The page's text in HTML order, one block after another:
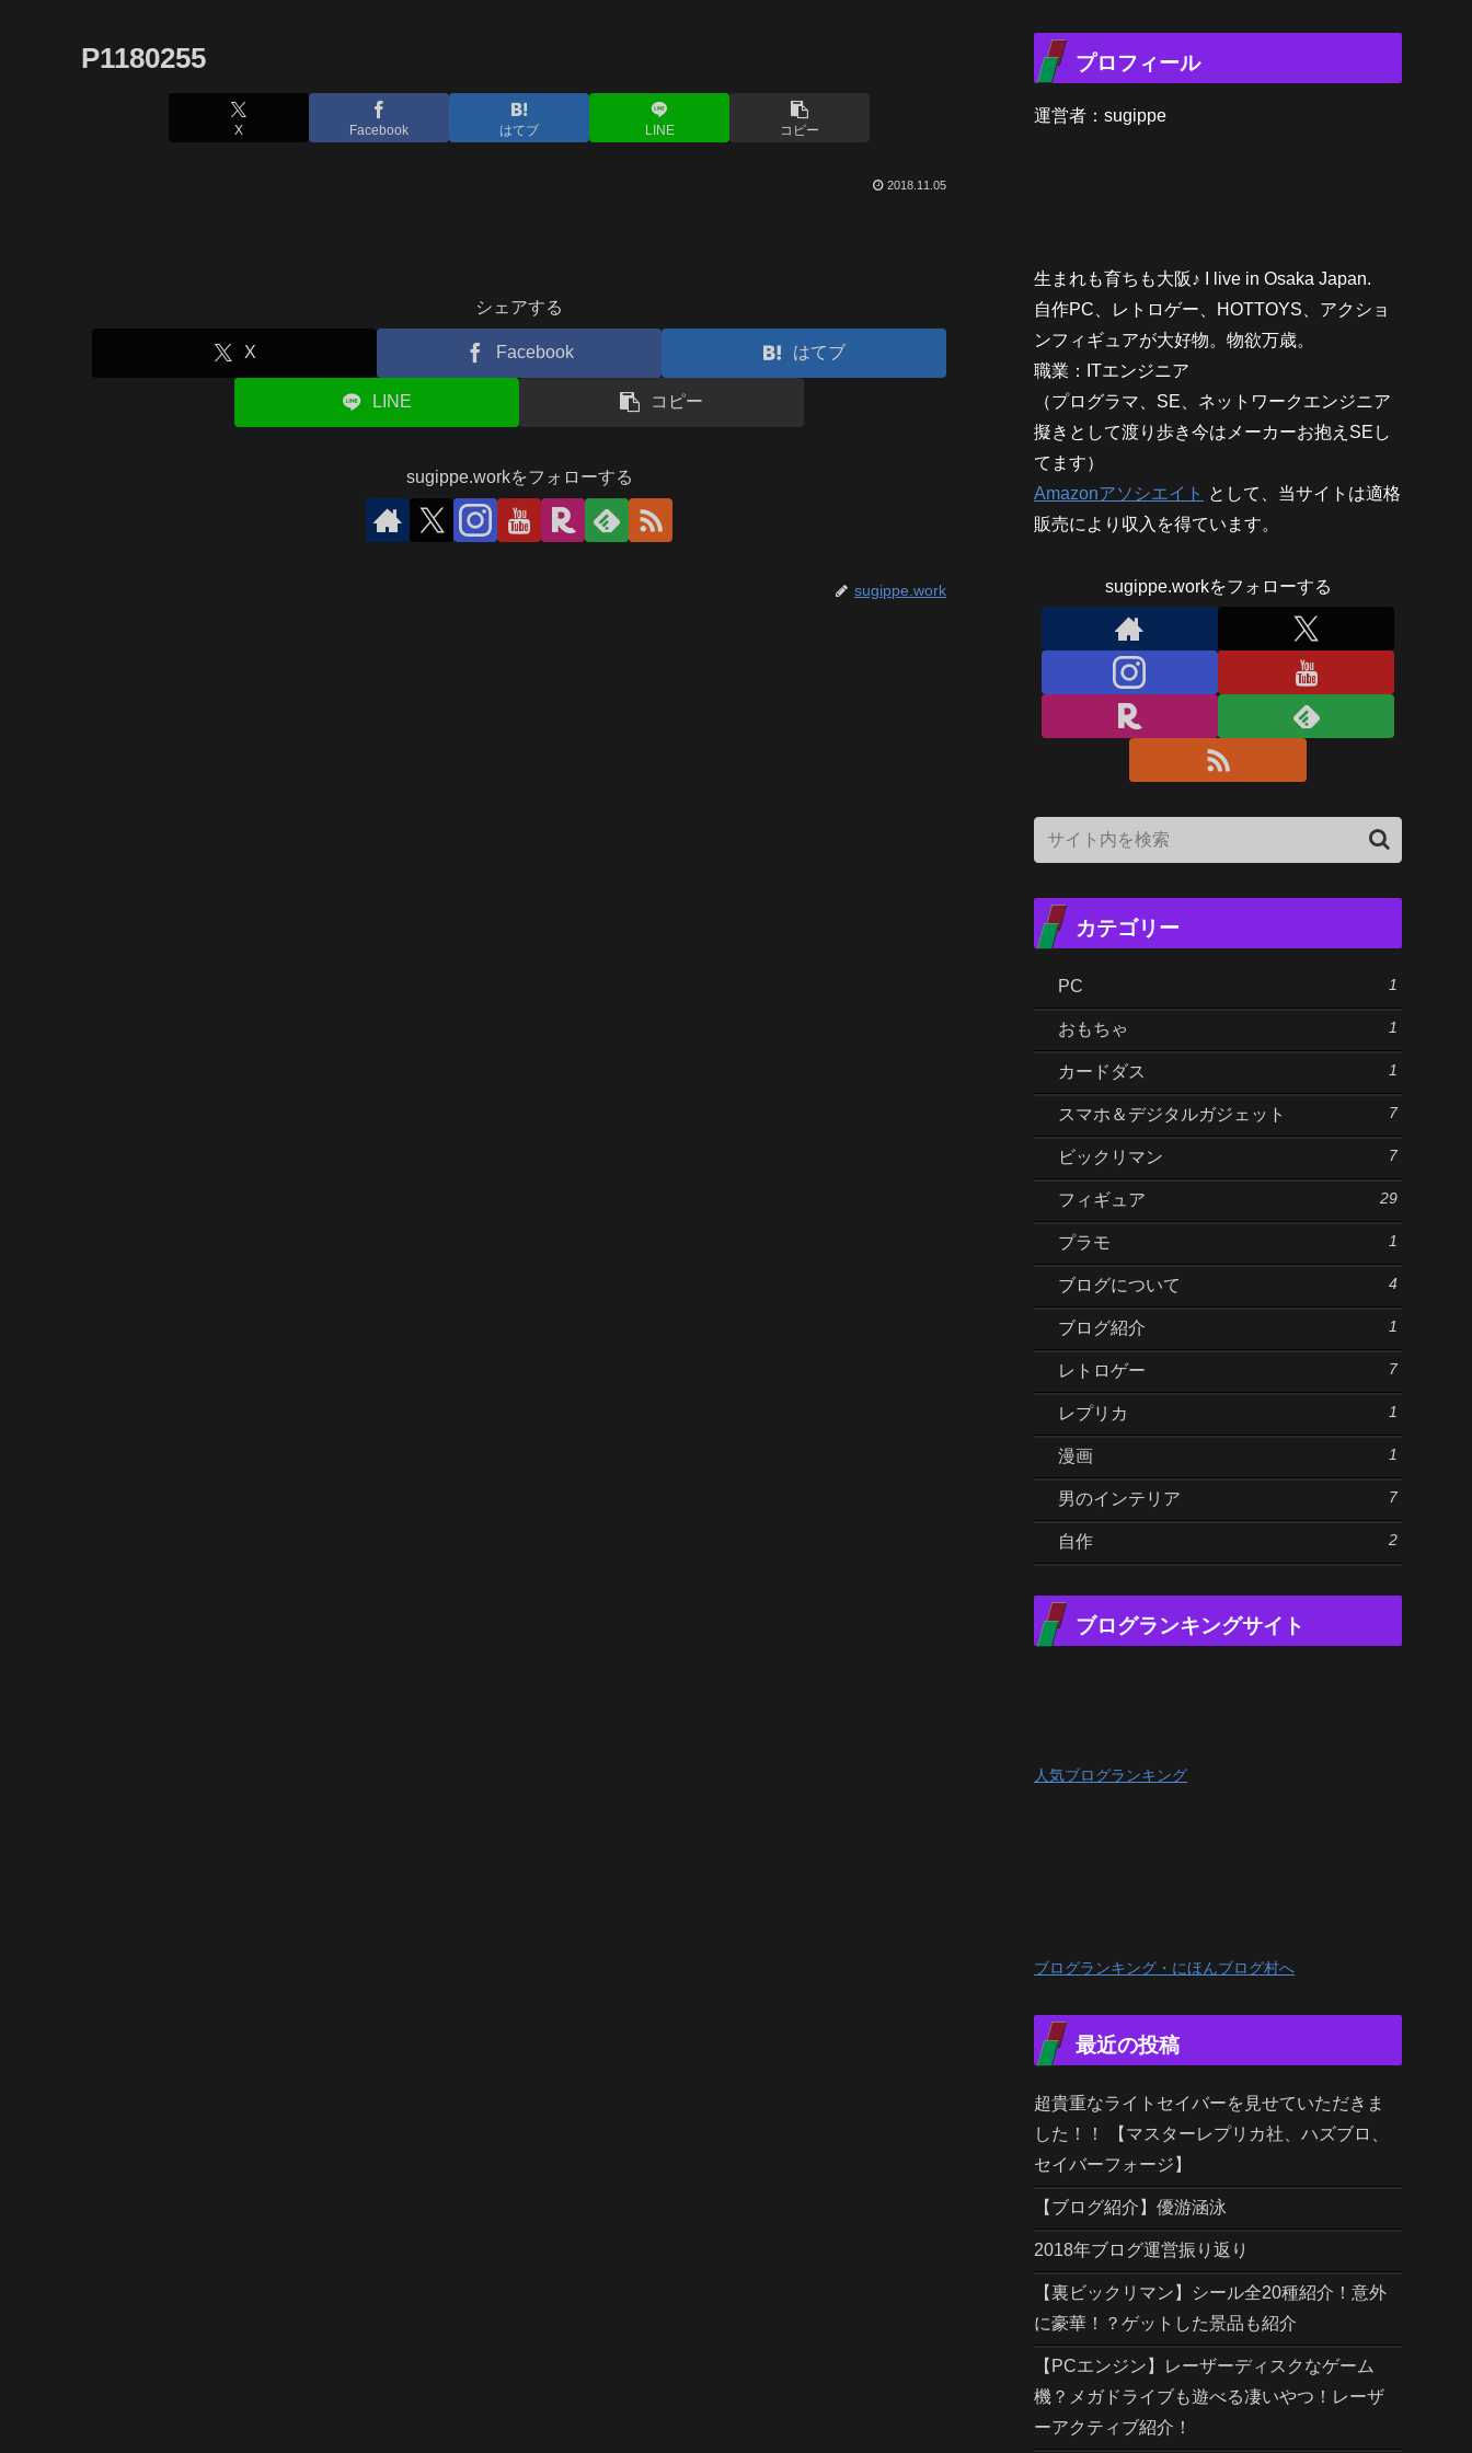
P1180255
X Facebook はてブ LINE コピー
2018.11.05
シェアする
X Facebook はてブ
LINE コピー
sugippe.workをフォローする
sugippe.work
プロフィール
運営者：sugippe
生まれも育ちも大阪♪ I live in Osaka Japan.
自作PC、レトロゲー、HOTTOYS、アクショ
ンフィギュアが大好物。物欲万歳。
職業：ITエンジニア
（プログラマ、SE、ネットワークエンジニア
擬きとして渡り歩き今はメーカーお抱えSEし
てます）
Amazonアソシエイト として、当サイトは適格
販売により収入を得ています。
sugippe.workをフォローする
カテゴリー
PC 1
おもちゃ 1
カードダス 1
スマホ＆デジタルガジェット 7
ビックリマン 7
フィギュア 29
プラモ 1
ブログについて 4
ブログ紹介 1
レトロゲー 7
レプリカ 1
漫画 1
男のインテリア 7
自作 2
ブログランキングサイト
人気ブログランキング
ブログランキング・にほんブログ村へ
最近の投稿
超貴重なライトセイバーを見せていただきま
した！！ 【マスターレプリカ社、ハズブロ、
セイバーフォージ】
【ブログ紹介】優游涵泳
2018年ブログ運営振り返り
【裏ビックリマン】シール全20種紹介！意外
に豪華！？ゲットした景品も紹介
【PCエンジン】レーザーディスクなゲーム
機？メガドライブも遊べる凄いやつ！レーザ
ーアクティブ紹介！